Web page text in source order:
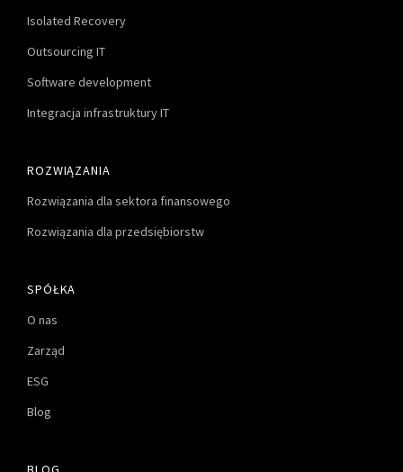
Isolated Recovery
Outsourcing IT
Software development
Integracja infrastruktury IT
ROZWIĄZANIA
Rozwiązania dla sektora finansowego
Rozwiązania dla przedsiębiorstw
SPÓŁKA
O nas
Zarząd
ESG
Blog